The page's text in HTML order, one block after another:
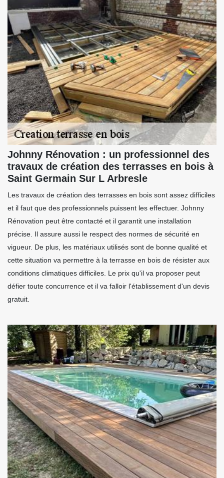
Johnny Rénovation : un professionnel des
travaux de création des terrasses en bois à
Saint Germain Sur L Arbresle
Les travaux de création des terrasses en bois sont assez difficiles
et il faut que des professionnels puissent les effectuer. Johnny
Rénovation peut être contacté et il garantit une installation
précise. Il assure aussi le respect des normes de sécurité en
vigueur. De plus, les matériaux utilisés sont de bonne qualité et
cette situation va permettre à la terrasse en bois de résister aux
conditions climatiques difficiles. Le prix qu'il va proposer peut
défier toute concurrence et il va falloir l'établissement d'un devis
gratuit.